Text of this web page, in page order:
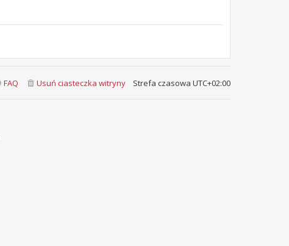
Strefa czasowa UTC+02:00
Usuń ciasteczka witryny
FAQ